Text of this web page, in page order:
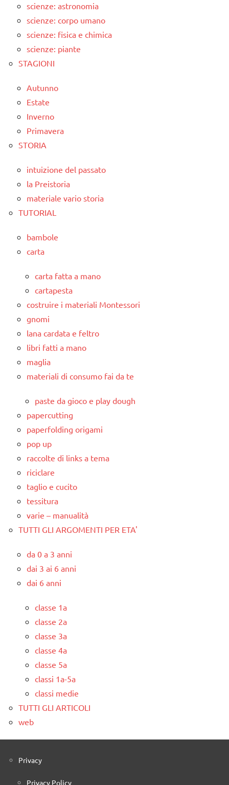
scienze: astronomia
scienze: corpo umano
scienze: fisica e chimica
scienze: piante
STAGIONI
Autunno
Estate
Inverno
Primavera
STORIA
intuizione del passato
la Preistoria
materiale vario storia
TUTORIAL
bambole
carta
carta fatta a mano
cartapesta
costruire i materiali Montessori
gnomi
lana cardata e feltro
libri fatti a mano
maglia
materiali di consumo fai da te
paste da gioco e play dough
papercutting
paperfolding origami
pop up
raccolte di links a tema
riciclare
taglio e cucito
tessitura
varie – manualità
TUTTI GLI ARGOMENTI PER ETA'
da 0 a 3 anni
dai 3 ai 6 anni
dai 6 anni
classe 1a
classe 2a
classe 3a
classe 4a
classe 5a
classi 1a-5a
classi medie
TUTTI GLI ARTICOLI
web
Privacy
Privacy Policy